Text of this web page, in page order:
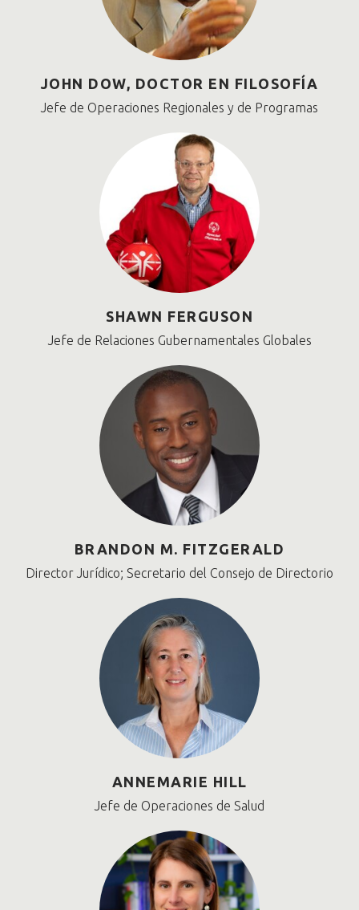
JOHN DOW, DOCTOR EN FILOSOFÍA
Jefe de Operaciones Regionales y de Programas
SHAWN FERGUSON
Jefe de Relaciones Gubernamentales Globales
BRANDON M. FITZGERALD
Director Jurídico; Secretario del Consejo de Directorio
ANNEMARIE HILL
Jefe de Operaciones de Salud